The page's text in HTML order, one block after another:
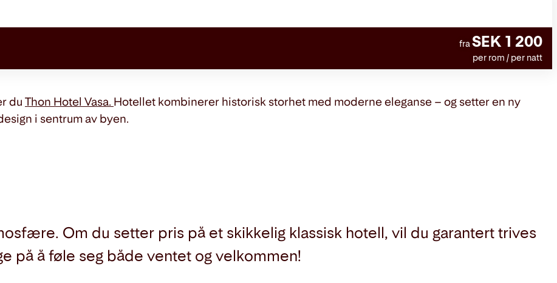
fraSEK 1 200
per rom / per natt
du Thon Hotel Vasa. Hotellet kombinerer historisk storhet med moderne eleganse – og setter en ny
i sentrum av byen.
Om du setter pris på et skikkelig klassisk hotell, vil du garantert trives
på å føle seg både ventet og velkommen!